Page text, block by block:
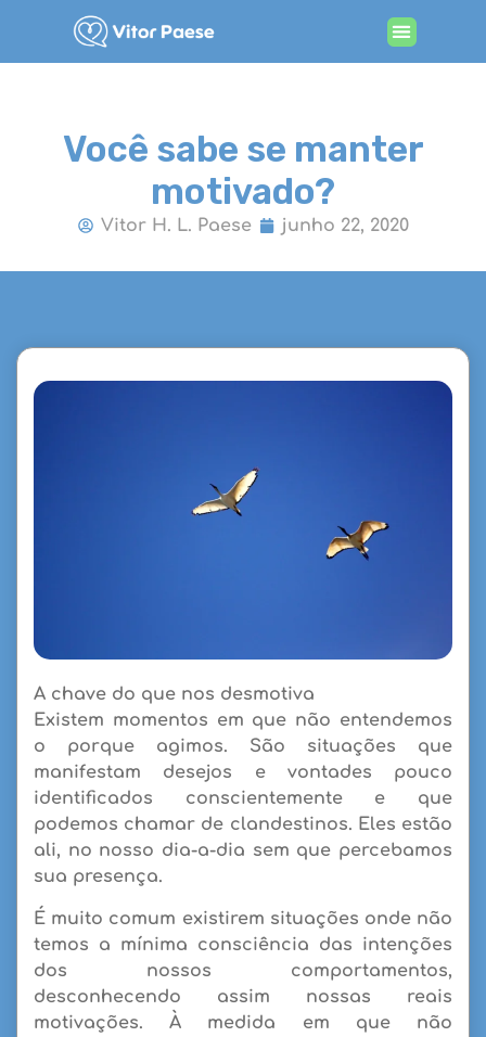
Você sabe se manter
motivado?
Vitor H. L. Paese junho 22, 2020
A chave do que nos desmotiva
Existem momentos em que não entendemos
o porque agimos. São situações que
manifestam desejos e vontades pouco
identificados conscientemente e que
podemos chamar de clandestinos. Eles estão
ali, no nosso dia-a-dia sem que percebamos
sua presença.
É muito comum existirem situações onde não
temos a mínima consciência das intenções
dos nossos comportamentos,
desconhecendo assim nossas reais
motivações. À medida em que não